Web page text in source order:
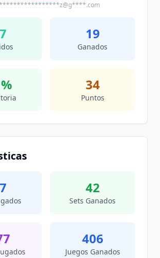
19
Ganados
% 34
Puntos
42
Sets Ganados
406
Juegos Ganados